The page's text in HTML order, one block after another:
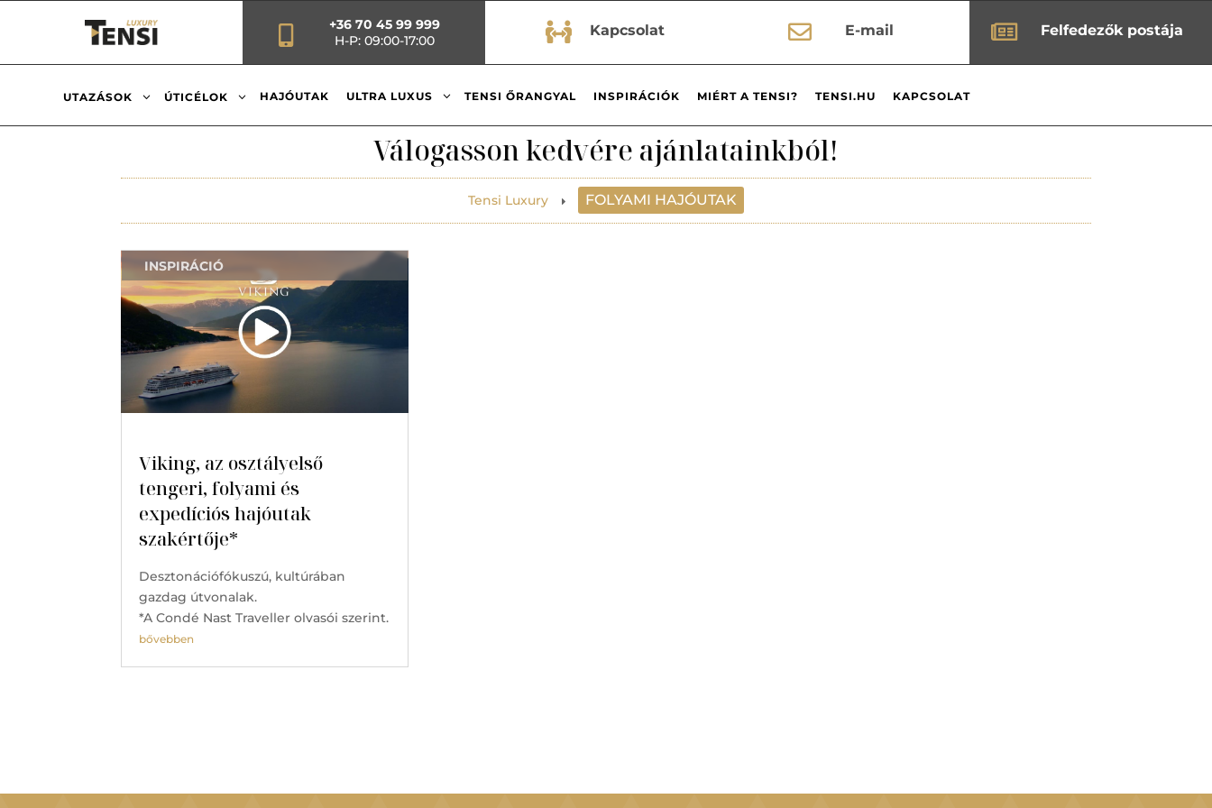
+36 70 45 99 999
H-P: 09:00-17:00
 Kapcsolat  Felfedezők postája
 E-mail
UTAZÁSOK 3 ÚTICÉLOK 3 HAJÓUTAK ULTRA LUXUS 3 TENSI ŐRANGYAL INSPIRÁCIÓK MIÉRT A TENSI? TENSI.HU KAPCSOLAT
Válogasson kedvére ajánlatainkból!
Tensi Luxury E FOLYAMI HAJÓUTAK
Viking, az osztályelső
tengeri, folyami és
expedíciós hajóutak
szakértője*
INSPIRÁCIÓ
Desztonációfókuszú, kultúrában
gazdag útvonalak.
*A Condé Nast Traveller olvasói szerint.
bővebben